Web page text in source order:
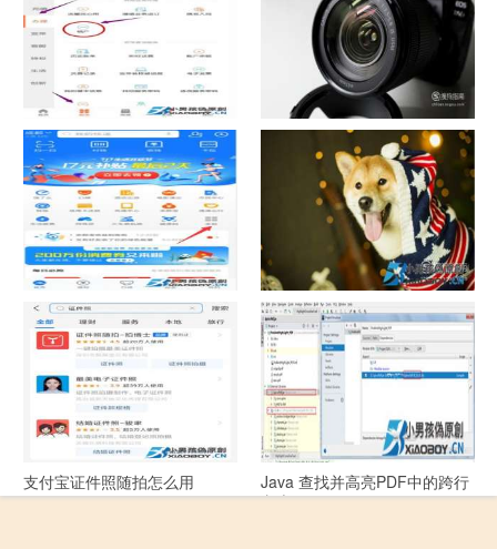
中国联通手机营业厅销户操作
指引
摄影作品的欣赏方法
支付宝怎么拍违章挣钱？
宠物定位器app开发可以解决哪
些问题？
支付宝证件照随拍怎么用
Java 查找并高亮PDF中的跨行
文本